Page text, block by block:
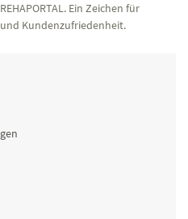
Ein Zeichen für
Kundenzufriedenheit.